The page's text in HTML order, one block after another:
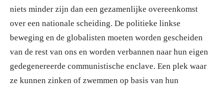
niets minder zijn dan een gezamenlijke overeenkomst
over een nationale scheiding. De politieke linkse
beweging en de globalisten moeten worden gescheiden
van de rest van ons en worden verbannen naar hun eigen
gedegenereerde communistische enclave. Een plek waar
ze kunnen zinken of zwemmen op basis van hun